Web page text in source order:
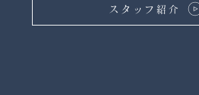
スタッフ紹介